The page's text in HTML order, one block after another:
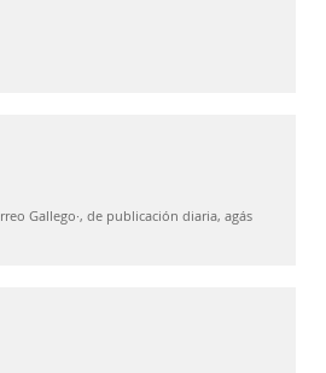
Gallego·, de publicación diaria, agás